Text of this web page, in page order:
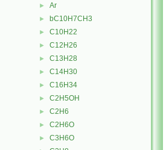
► Ar
► bC10H7CH3
► C10H22
► C12H26
► C13H28
► C14H30
► C16H34
► C2H5OH
► C2H6
► C2H6O
► C3H6O